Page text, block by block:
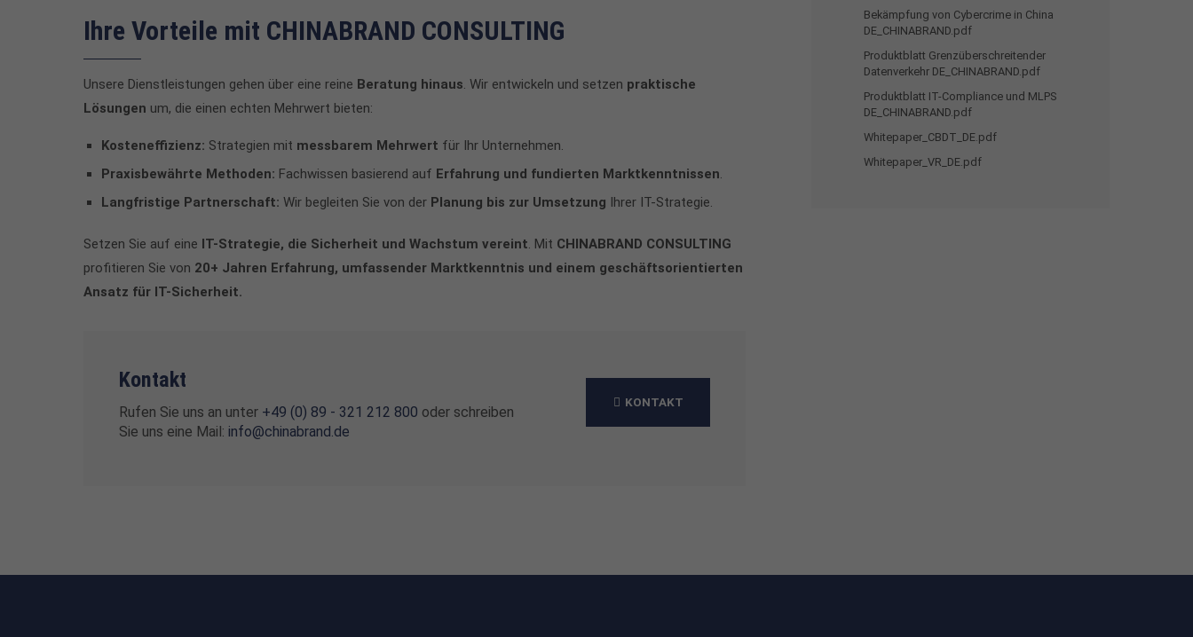
Ihre Vorteile mit CHINABRAND CONSULTING
Unsere Dienstleistungen gehen über eine reine Beratung hinaus. Wir entwickeln und setzen praktische
Lösungen um, die einen echten Mehrwert bieten:
Kosteneffizienz: Strategien mit messbarem Mehrwert für Ihr Unternehmen.
Praxisbewährte Methoden: Fachwissen basierend auf Erfahrung und fundierten Marktkenntnissen.
Langfristige Partnerschaft: Wir begleiten Sie von der Planung bis zur Umsetzung Ihrer IT-Strategie.
Setzen Sie auf eine IT-Strategie, die Sicherheit und Wachstum vereint. Mit CHINABRAND CONSULTING
profitieren Sie von 20+ Jahren Erfahrung, umfassender Marktkenntnis und einem geschäftsorientierten
Ansatz für IT-Sicherheit.
Kontakt
Rufen Sie uns an unter +49 (0) 89 - 321 212 800 oder schreiben
Sie uns eine Mail:info@chinabrand.de
KONTAKT
Bekämpfung von Cybercrime in China
DE_CHINABRAND.pdf
Produktblatt Grenzüberschreitender
Datenverkehr DE_CHINABRAND.pdf
Produktblatt IT-Compliance und MLPS
DE_CHINABRAND.pdf
Whitepaper_CBDT_DE.pdf
Whitepaper_VR_DE.pdf